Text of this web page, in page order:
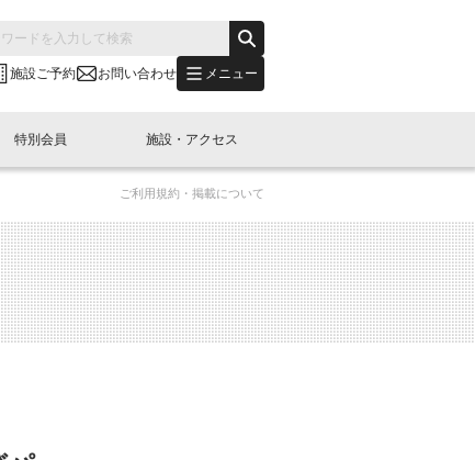
施設ご予約 お問い合わせ メニュー
会員開催
・参加
BioBAY TOKYO"？
Letter)
ム
ース・事業紹介
ント
J WEST
橋エリアについて
特別会員
み
施設・アクセス
約
ご利用規約・掲載について